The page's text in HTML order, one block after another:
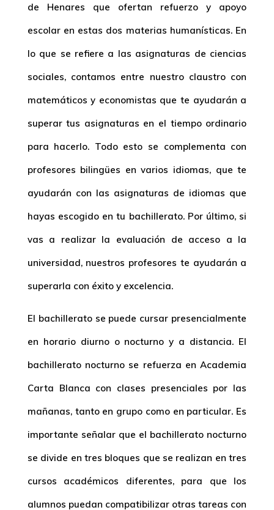
de Henares que ofertan refuerzo y apoyo
escolar en estas dos materias humanísticas. En
lo que se refiere a las asignaturas de ciencias
sociales, contamos entre nuestro claustro con
matemáticos y economistas que te ayudarán a
superar tus asignaturas en el tiempo ordinario
para hacerlo. Todo esto se complementa con
profesores bilingües en varios idiomas, que te
ayudarán con las asignaturas de idiomas que
hayas escogido en tu bachillerato. Por último, si
vas a realizar la evaluación de acceso a la
universidad, nuestros profesores te ayudarán a
superarla con éxito y excelencia.
El bachillerato se puede cursar presencialmente
en horario diurno o nocturno y a distancia. El
bachillerato nocturno se refuerza en Academia
Carta Blanca con clases presenciales por las
mañanas, tanto en grupo como en particular. Es
importante señalar que el bachillerato nocturno
se divide en tres bloques que se realizan en tres
cursos académicos diferentes, para que los
alumnos puedan compatibilizar otras tareas con